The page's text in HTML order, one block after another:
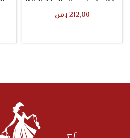
وتنورة خصر عالي بلون
سادة
212,00 ر.س